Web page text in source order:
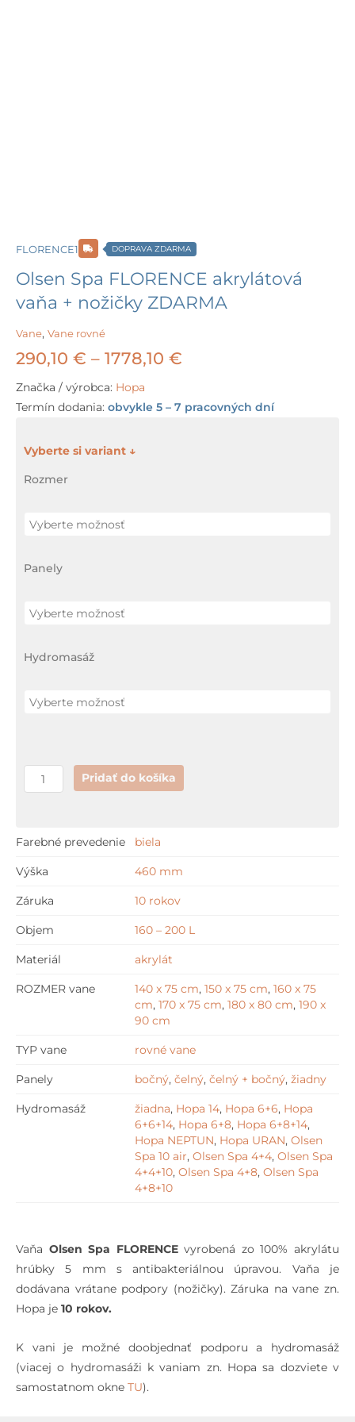
FLORENCE1 DOPRAVA ZDARMA
Olsen Spa FLORENCE akrylátová
vaňa + nožičky ZDARMA
Vane, Vane rovné
290,10 € – 1778,10 €
290,10 €
Značka / výrobca: Hopa
Termín dodania: obvykle 5 – 7 pracovných dní
Rozmer
Panely
Hydromasáž
množstvo
akrylátová
+
ZDARMA
Pridať do košíka
Farebné prevedenie biela
Výška 460 mm
Záruka 10 rokov
Objem 160 – 200 L
Materiál akrylát
ROZMER vane 140 x 75 cm, 150 x 75 cm, 160 x 75
cm, 170 x 75 cm, 180 x 80 cm, 190 x
90 cm
TYP vane rovné vane
Panely bočný, čelný, čelný + bočný, žiadny
Hydromasáž žiadna, Hopa 14, Hopa 6+6, Hopa
6+6+14, Hopa 6+8, Hopa 6+8+14,
Hopa NEPTUN, Hopa URAN, Olsen
Spa 10 air, Olsen Spa 4+4, Olsen Spa
4+4+10, Olsen Spa 4+8, Olsen Spa
4+8+10
Vaňa Olsen Spa FLORENCEvyrobená zo 100% akrylátu
hrúbky 5 mm s antibakteriálnou úpravou. Vaňa je
dodávana vrátane podpory (nožičky). Záruka na vane zn.
Hopa je 10 rokov.
K vani je možné doobjednať podporu a hydromasáž
(viacej o hydromasáži k vaniam zn. Hopa sa dozviete v
samostatnom okne TU).